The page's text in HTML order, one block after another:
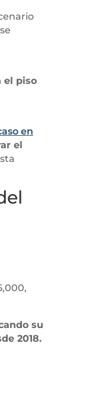
el piso
en
el
su
2018.